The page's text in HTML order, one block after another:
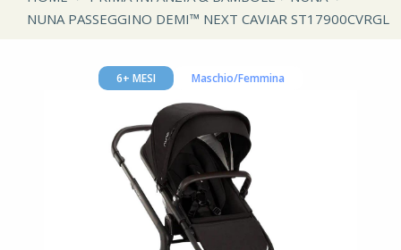
NUNA PASSEGGINO DEMI™ NEXT CAVIAR ST17900CVRGL
6+ MESI Maschio/Femmina